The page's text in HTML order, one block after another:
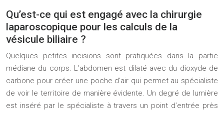
Qu’est-ce qui est engagé avec la chirurgie
laparoscopique pour les calculs de la
vésicule biliaire ?
Quelques petites incisions sont pratiquées dans la partie
médiane du corps. L’abdomen est dilaté avec du dioxyde de
carbone pour créer une poche d’air qui permet au spécialiste
de voir le territoire de manière évidente. Un degré de lumière
est inséré par le spécialiste à travers un point d’entrée près